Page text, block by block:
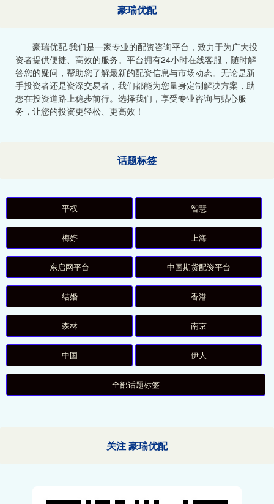
豪瑞优配
豪瑞优配,我们是一家专业的配资咨询平台，致力于为广大投
资者提供便捷、高效的服务。平台拥有24小时在线客服，随时解
答您的疑问，帮助您了解最新的配资信息与市场动态。无论是新
手投资者还是资深交易者，我们都能为您量身定制解决方案，助
您在投资道路上稳步前行。选择我们，享受专业咨询与贴心服
务，让您的投资更轻松、更高效！
话题标签
平权 智慧
梅婷 上海
东启网平台 中国期货配资平台
结婚 香港
森林 南京
中国 伊人
全部话题标签
关注 豪瑞优配